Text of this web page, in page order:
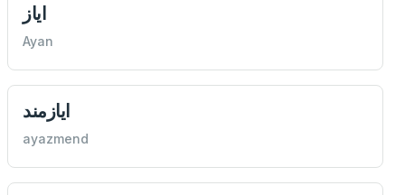
اياز
Ayan
ايازمند
ayazmend